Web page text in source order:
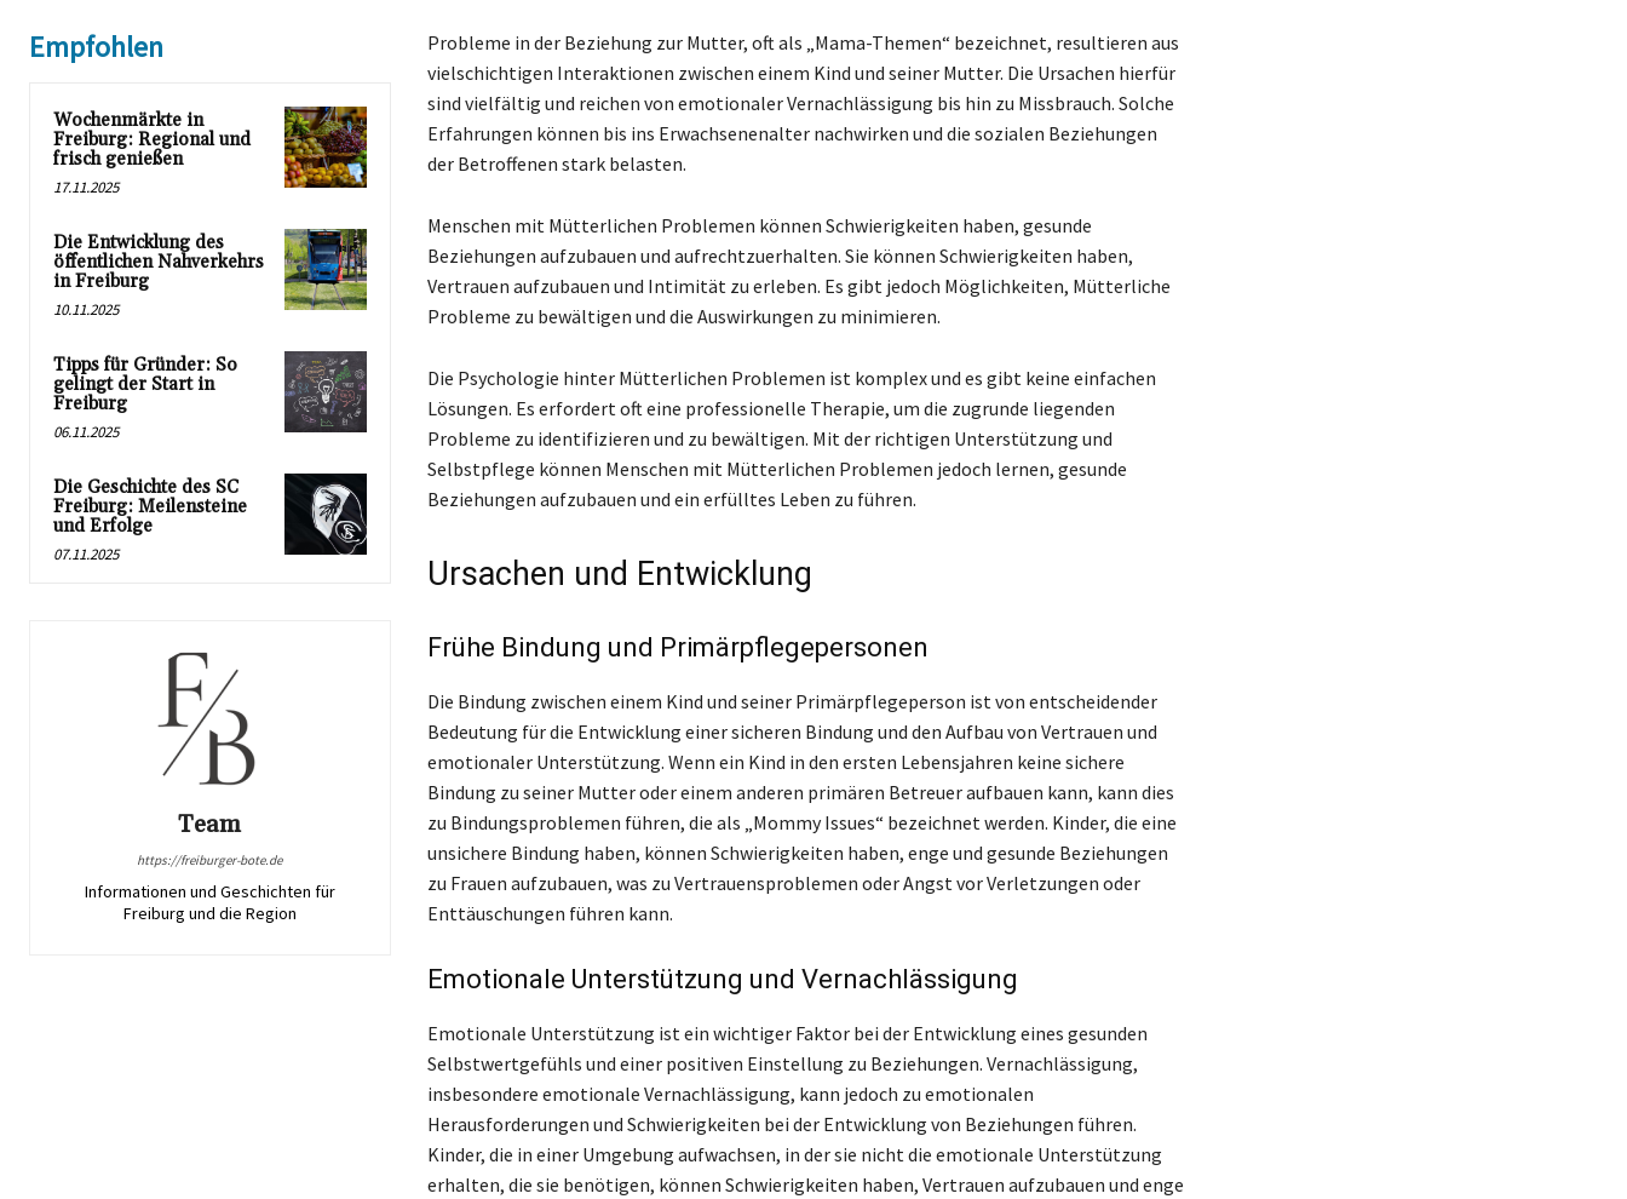
Empfohlen
Wochenmärkte in
Freiburg: Regional und
frisch genießen
17.11.2025
Die Entwicklung des
öffentlichen Nahverkehrs
in Freiburg
10.11.2025
Tipps für Gründer: So
gelingt der Start in
Freiburg
06.11.2025
Die Geschichte des SC
Freiburg: Meilensteine
und Erfolge
07.11.2025
Team
https://freiburger-bote.de
Informationen und Geschichten für
Freiburg und die Region
Probleme in der Beziehung zur Mutter, oft als „Mama-Themen“ bezeichnet, resultieren aus
vielschichtigen Interaktionen zwischen einem Kind und seiner Mutter. Die Ursachen hierfür
sind vielfältig und reichen von emotionaler Vernachlässigung bis hin zu Missbrauch. Solche
Erfahrungen können bis ins Erwachsenenalter nachwirken und die sozialen Beziehungen
der Betroffenen stark belasten.
Menschen mit Mütterlichen Problemen können Schwierigkeiten haben, gesunde
Beziehungen aufzubauen und aufrechtzuerhalten. Sie können Schwierigkeiten haben,
Vertrauen aufzubauen und Intimität zu erleben. Es gibt jedoch Möglichkeiten, Mütterliche
Probleme zu bewältigen und die Auswirkungen zu minimieren.
Die Psychologie hinter Mütterlichen Problemen ist komplex und es gibt keine einfachen
Lösungen. Es erfordert oft eine professionelle Therapie, um die zugrunde liegenden
Probleme zu identifizieren und zu bewältigen. Mit der richtigen Unterstützung und
Selbstpflege können Menschen mit Mütterlichen Problemen jedoch lernen, gesunde
Beziehungen aufzubauen und ein erfülltes Leben zu führen.
Ursachen und Entwicklung
Frühe Bindung und Primärpflegepersonen
Die Bindung zwischen einem Kind und seiner Primärpflegeperson ist von entscheidender
Bedeutung für die Entwicklung einer sicheren Bindung und den Aufbau von Vertrauen und
emotionaler Unterstützung. Wenn ein Kind in den ersten Lebensjahren keine sichere
Bindung zu seiner Mutter oder einem anderen primären Betreuer aufbauen kann, kann dies
zu Bindungsproblemen führen, die als „Mommy Issues“ bezeichnet werden. Kinder, die eine
unsichere Bindung haben, können Schwierigkeiten haben, enge und gesunde Beziehungen
zu Frauen aufzubauen, was zu Vertrauensproblemen oder Angst vor Verletzungen oder
Enttäuschungen führen kann.
Emotionale Unterstützung und Vernachlässigung
Emotionale Unterstützung ist ein wichtiger Faktor bei der Entwicklung eines gesunden
Selbstwertgefühls und einer positiven Einstellung zu Beziehungen. Vernachlässigung,
insbesondere emotionale Vernachlässigung, kann jedoch zu emotionalen
Herausforderungen und Schwierigkeiten bei der Entwicklung von Beziehungen führen.
Kinder, die in einer Umgebung aufwachsen, in der sie nicht die emotionale Unterstützung
erhalten, die sie benötigen, können Schwierigkeiten haben, Vertrauen aufzubauen und enge